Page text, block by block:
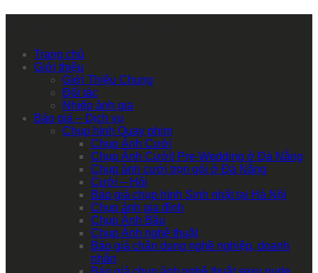
Trang chủ
Giới thiệu
Giới Thiệu Chung
Đối tác
Nhiếp ảnh gia
Báo giá – Dịch vụ
Chụp hình Quay phim
Chụp Ảnh Cưới
Chụp Ảnh Cưới| Pre-Wedding ở Đà Nẵng
Chụp ảnh cưới trọn gói ở Đà Nẵng
Cưới – Hỏi
Báo giá chụp hình Sinh nhật tại Hà Nội
Chụp ảnh gia đình
Chụp Ảnh Bầu
Chụp Ảnh nghệ thuật
Báo giá chân dung nghề nghiệp, doanh
nhân